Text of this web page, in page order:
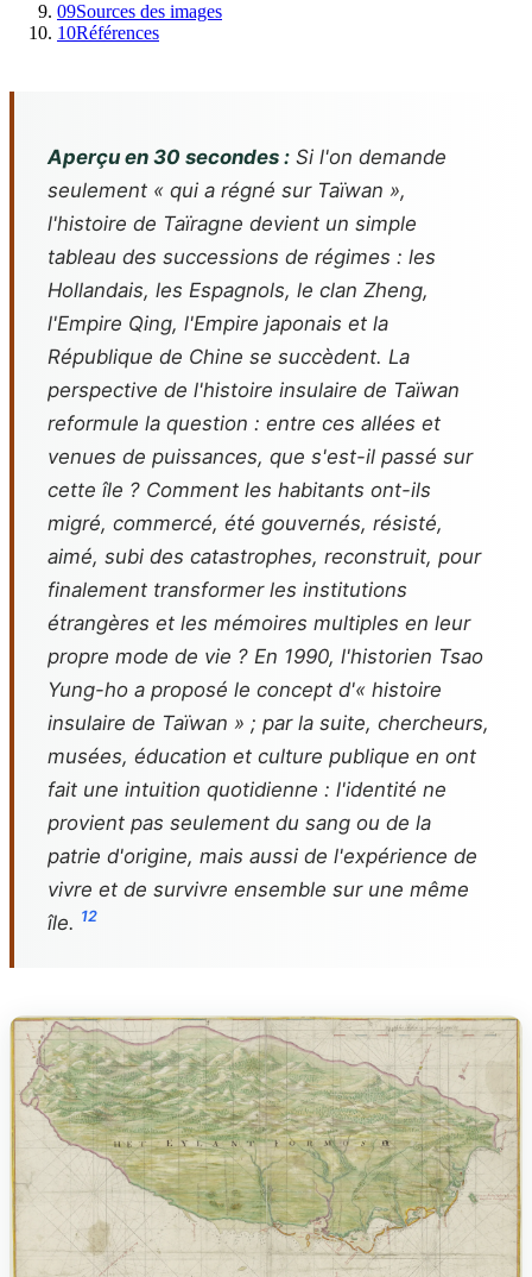
09Sources des images
10Références
Aperçu en 30 secondes : Si l'on demande
seulement « qui a régné sur Taïwan »,
l'histoire de Taïragne devient un simple
tableau des successions de régimes : les
Hollandais, les Espagnols, le clan Zheng,
l'Empire Qing, l'Empire japonais et la
République de Chine se succèdent. La
perspective de l'histoire insulaire de Taïwan
reformule la question : entre ces allées et
venues de puissances, que s'est-il passé sur
cette île ? Comment les habitants ont-ils
migré, commercé, été gouvernés, résisté,
aimé, subi des catastrophes, reconstruit, pour
finalement transformer les institutions
étrangères et les mémoires multiples en leur
propre mode de vie ? En 1990, l'historien Tsao
Yung-ho a proposé le concept d'« histoire
insulaire de Taïwan » ; par la suite, chercheurs,
musées, éducation et culture publique en ont
fait une intuition quotidienne : l'identité ne
provient pas seulement du sang ou de la
patrie d'origine, mais aussi de l'expérience de
vivre et de survivre ensemble sur une même
île. 12